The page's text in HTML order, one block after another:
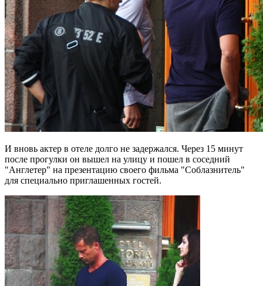
И вновь актер в отеле долго не задержался. Через 15 минут
после прогулки он вышел на улицу и пошел в соседний
"Англетер" на презентацию своего фильма "Соблазнитель"
для специально приглашенных гостей.